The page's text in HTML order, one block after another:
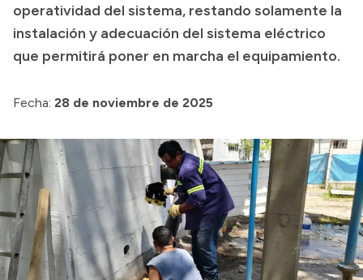
Convocatorias
Intranet
Login
operatividad del sistema, restando solamente la
instalación y adecuación del sistema eléctrico
que permitirá poner en marcha el equipamiento.
Fecha: 28 de noviembre de 2025